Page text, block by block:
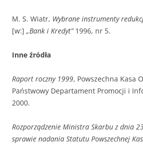
M. S. Wiatr, Wybrane instrumenty
[w:] „Bank i Kredyt”1996, nr 5.
Inne źródła
Raport roczny 1999, Powszechna Kasa
Państwowy Departament Promocji i
2000.
Rozporządzenie Ministra Skarbu z dnia
sprawie nadania Statutu Powszechnej